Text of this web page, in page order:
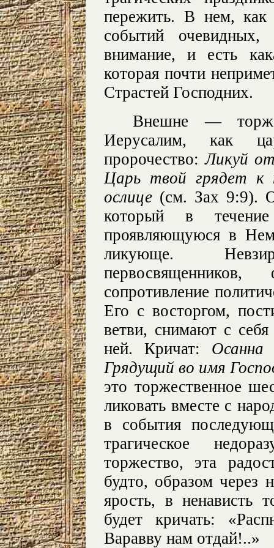
пережить. В нем, как
событий
внимание, и есть
которая почти
Страстей Господних.
Внешне —
Иерусалим, как
пророчество:Ликуй
Царь твой грядет к
ослице (см. Зах 9:9).
который в
проявляющуюся в
ликующе.
сопротивление
Его с восторгом,
ветви, снимают с
ней. Кричат: Осанна
Грядущий во имя
это торжественное
ликовать вместе с
в события
трагическое
торжество, эта
будто, образом через
ярость, в ненависть
будет кричать:
Варавву нам отдай!..»